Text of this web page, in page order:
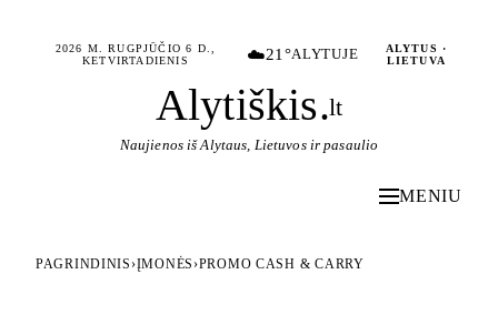
2026 M. RUGPJŪČIO 6 D.,
KETVIRTADIENIS
☁️21°ALYTUJE
ALYTUS ·
LIETUVA
Alytiškis.lt
Naujienos iš Alytaus, Lietuvos ir pasaulio
MENIU
PAGRINDINIS ›ĮMONĖS ›PROMO CASH & CARRY